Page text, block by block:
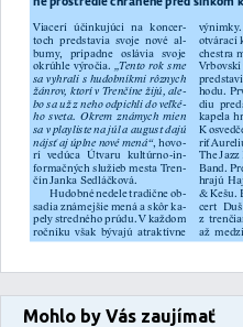
Mohlo by Vás zaujímať